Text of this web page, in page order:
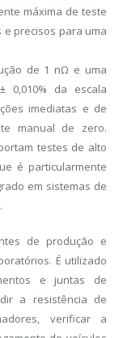
máxima de teste
precisos para uma
de 1 nΩ e uma
0,010% da escala
imediatas e de
manual de zero.
testes de alto
é particularmente
em sistemas de
de produção e
É utilizado
e juntas de
a resistência de
verificar a